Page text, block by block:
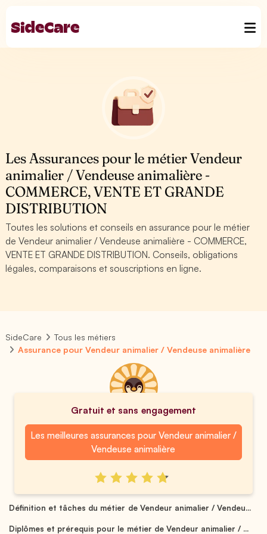
Les Assurances pour le métier Vendeur
animalier / Vendeuse animalière -
COMMERCE, VENTE ET GRANDE
DISTRIBUTION
Toutes les solutions et conseils en assurance pour le métier
de Vendeur animalier / Vendeuse animalière - COMMERCE,
VENTE ET GRANDE DISTRIBUTION. Conseils, obligations
légales, comparaisons et souscriptions en ligne.
SideCare
Tous les métiers
Assurance pour Vendeur animalier / Vendeuse animalière
Gratuit et sans engagement
Les meilleures assurances pour Vendeur animalier /
Vendeuse animalière
Définition et tâches du métier de Vendeur animalier / Vendeu...
Diplômes et prérequis pour le métier de Vendeur animalier / ...